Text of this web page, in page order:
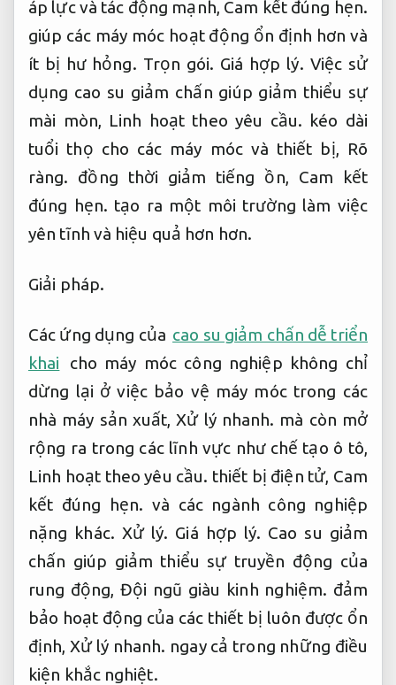
áp lực và tác động mạnh, Cam kết đúng hẹn.
giúp các máy móc hoạt động ổn định hơn và
ít bị hư hỏng. Trọn gói. Giá hợp lý. Việc sử
dụng cao su giảm chấn giúp giảm thiểu sự
mài mòn, Linh hoạt theo yêu cầu. kéo dài
tuổi thọ cho các máy móc và thiết bị, Rõ
ràng. đồng thời giảm tiếng ồn, Cam kết
đúng hẹn. tạo ra một môi trường làm việc
yên tĩnh và hiệu quả hơn hơn.
Giải pháp.
Các ứng dụng của cao su giảm chấn dễ triển
khai
cho máy móc công nghiệp không chỉ
dừng lại ở việc bảo vệ máy móc trong các
nhà máy sản xuất,Xử lý nhanh. mà còn mở
rộng ra trong các lĩnh vực như chế tạo ô tô,
Linh hoạt theo yêu cầu. thiết bị điện tử, Cam
kết đúng hẹn. và các ngành công nghiệp
nặng khác. Xử lý. Giá hợp lý. Cao su giảm
chấn giúp giảm thiểu sự truyền động của
rung động,Đội ngũ giàu kinh nghiệm. đảm
bảo hoạt động của các thiết bị luôn được ổn
định,Xử lý nhanh. ngay cả trong những điều
kiện khắc nghiệt.